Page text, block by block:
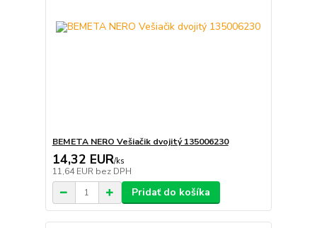
BEMETA NERO Vešiačik dvojitý 135006230
14,32 EUR/ks
11,64 EUR bez DPH
Pridať do košíka